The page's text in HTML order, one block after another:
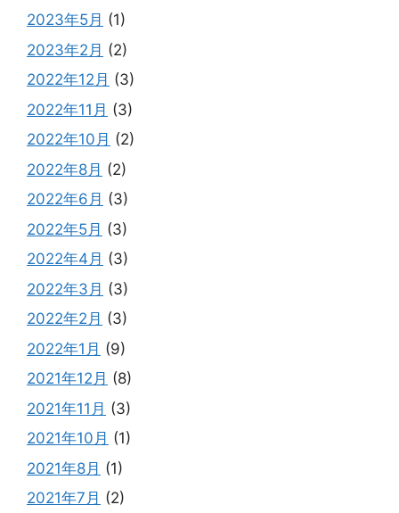
2023年5月 (1)
2023年2月 (2)
2022年12月 (3)
2022年11月 (3)
2022年10月 (2)
2022年8月 (2)
2022年6月 (3)
2022年5月 (3)
2022年4月 (3)
2022年3月 (3)
2022年2月 (3)
2022年1月 (9)
2021年12月 (8)
2021年11月 (3)
2021年10月 (1)
2021年8月 (1)
2021年7月 (2)